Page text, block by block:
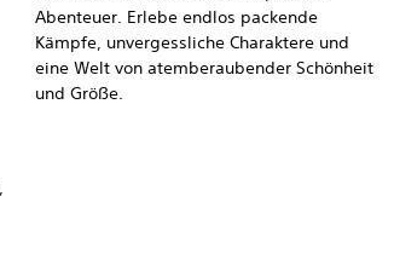
Abenteuer. Erlebe endlos packende
Kämpfe, unvergessliche Charaktere und
eine Welt von atemberaubender Schönheit
und Größe.